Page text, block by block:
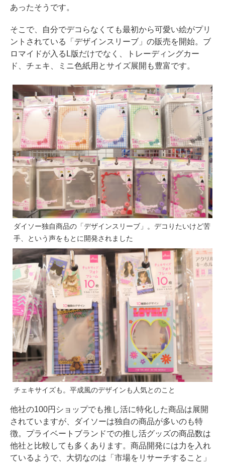
あったそうです。
そこで、自分でデコらなくても最初から可愛い絵がプリ
ントされている「デザインスリーブ」の販売を開始。ブ
ロマイドが入るL版だけでなく、トレーディングカー
ド、チェキ、ミニ色紙用とサイズ展開も豊富です。
ダイソー独自商品の「デザインスリーブ」。デコりたいけど苦
手、という声をもとに開発されました
チェキサイズも。平成風のデザインも人気とのこと
他社の100円ショップでも推し活に特化した商品は展開
されていますが、ダイソーは独自の商品が多いのも特
徴。プライベートブランドでの推し活グッズの商品数は
他社と比較しても多くあります。商品開発には力を入れ
ているようで、大切なのは「市場をリサーチすること」